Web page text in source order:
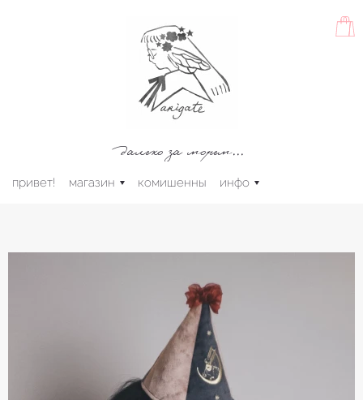
далеко за морем...
привет! магазин комишенны инфо